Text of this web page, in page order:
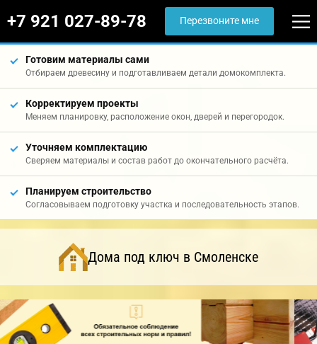
+7 921 027-89-78 Перезвоните мне
Готовим материалы сами
Отбираем древесину и подготавливаем детали домокомплекта.
Корректируем проекты
Меняем планировку, расположение окон, дверей и перегородок.
Уточняем комплектацию
Сверяем материалы и состав работ до окончательного расчёта.
Планируем строительство
Согласовываем подготовку участка и последовательность этапов.
Дома под ключ в Смоленске